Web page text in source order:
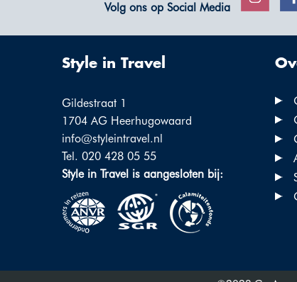
Volg ons op Social Media
Style in Travel
Gildestraat 1
1704 AG Heerhugowaard
info@styleintravel.nl
Tel. 020 428 05 55
Style in Travel is aangesloten bij: